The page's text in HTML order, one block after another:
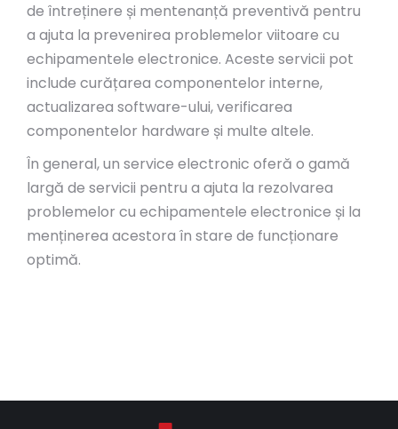
de întreținere și mentenanță preventivă pentru
a ajuta la prevenirea problemelor viitoare cu
echipamentele electronice. Aceste servicii pot
include curățarea componentelor interne,
actualizarea software-ului, verificarea
componentelor hardware și multe altele.
În general, un service electronic oferă o gamă
largă de servicii pentru a ajuta la rezolvarea
problemelor cu echipamentele electronice și la
menținerea acestora în stare de funcționare
optimă.